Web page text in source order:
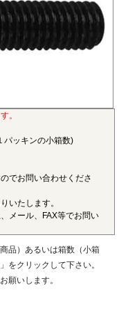
中で長時間使用して
、耐薬品性、機械的
も優れ、電気・電子
用いられています。
、ガラス繊維50%で
スチックです。エン
し、耐油性や耐熱性
して自動車等輸送機
電子機器部品、土木
ーエンジニアリング
最高レベルの耐薬品
耐加水分解性にも優
。
ッキンの小箱数)
でお問い合わせくださ
いたします。
メール、FAX等でお問い
品）あるいは箱数（小箱
をクリックして下さい。
願いします。